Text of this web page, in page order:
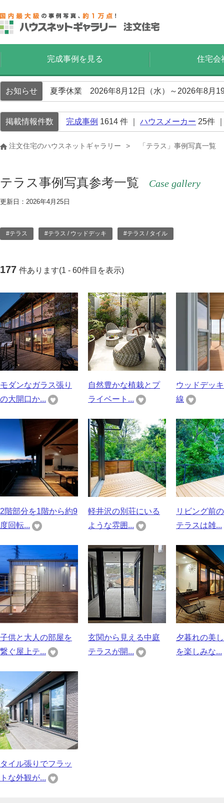
完成事例を見る 住宅会
お知らせ 夏季休業 2026年8月12日（水）～2026年8月
掲載情報件数 完成事例 1614 件 ｜ ハウスメーカー 25件
注文住宅のハウスネットギャラリー 「テラス」事例写真一覧
テラス事例写真参考一覧 Case gallery
更新日：2026年4月25日
#テラス #テラス / ウッドデッキ #テラス / タイル
177 件あります(1 - 60件目を表示)
モダンなガラス張り
の大開口か...
自然豊かな植栽とプ
ライベート...
ウッドデッ
線
2階部分を1階から約9
度回転...
軽井沢の別荘にいる
ような雰囲...
リビング前
テラスは雑...
子供と大人の部屋を
繋ぐ屋上テ...
玄関から見える中庭
テラスが開...
夕暮れの美
を楽しみな...
タイル張りでフラッ
トな外観が...